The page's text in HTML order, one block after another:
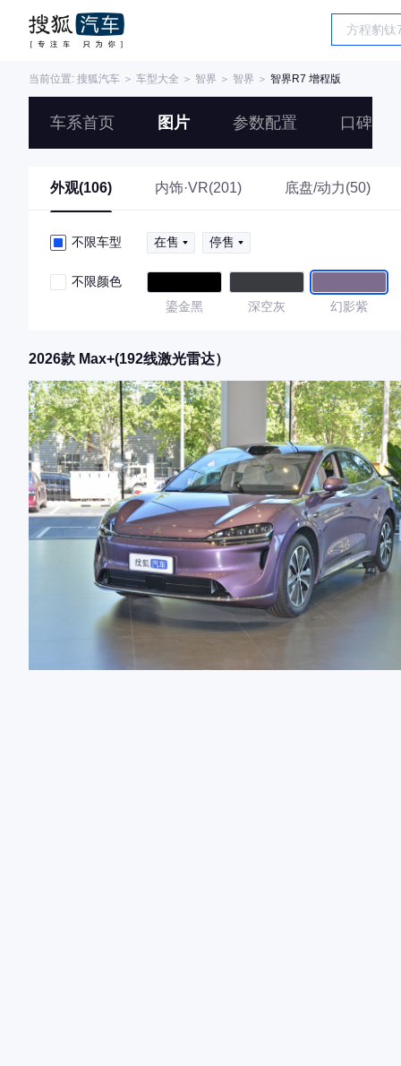
当前位置: 搜狐汽车 ＞ 车型大全 ＞ 智界 ＞ 智界 ＞ 智界R7 增程版
车系首页 图片 参数配置 口碑
外观(106) 内饰·VR(201) 底盘/动力(50)
不限车型 在售 停售
不限颜色
鎏金黑
深空灰 幻影紫
2026款 Max+(192线激光雷达）